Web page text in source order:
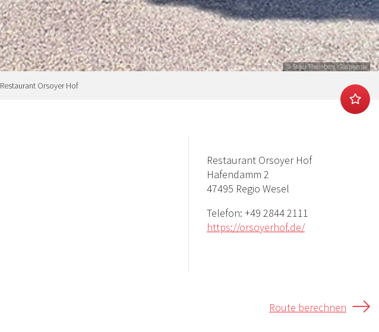
© Stadt Rheinberg - Tourismus
Restaurant Orsoyer Hof
Restaurant Orsoyer Hof
Hafendamm 2
47495 Regio Wesel
Telefon: +49 2844 2111
https://orsoyerhof.de/
Route berechnen